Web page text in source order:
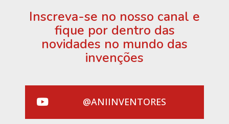
Inscreva-se no nosso canal e
fique por dentro das
novidades no mundo das
invenções
@ANIINVENTORES